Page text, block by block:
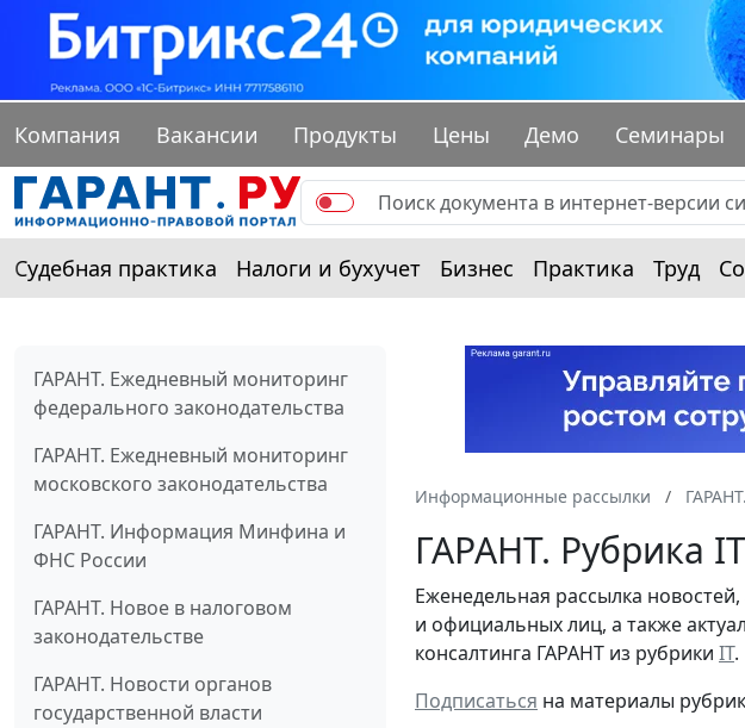
Компания Вакансии Продукты Цены Демо Семинары
Судебная практика Налоги и бухучет Бизнес Практика Труд
ГАРАНТ. Ежедневный мониторинг
федерального законодательства
ГАРАНТ. Ежедневный мониторинг
московского законодательства
ГАРАНТ. Информация Минфина и
ФНС России
ГАРАНТ. Новое в налоговом
законодательстве
ГАРАНТ. Новости органов
государственной власти
Информационные рассылки
ГАРАНТ. Рубрика
Еженедельная рассылка
и официальных лиц, а также
консалтинга ГАРАНТ из рубрики IT.
Подписаться на материалы